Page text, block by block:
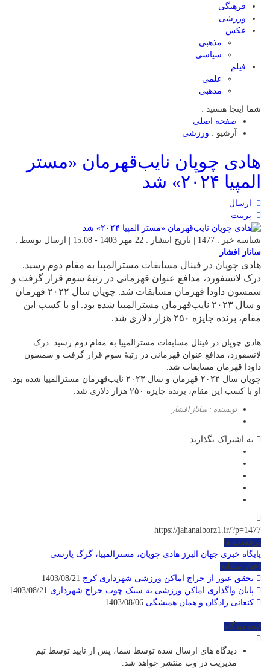
فرهنگی
ورزشی
عکس
مذهبی
سیاسی
فیلم
علمی
مذهبی
شما اینجا هستید :
صفحه اصلی
آرشیو : ورزشی
هادی چوپان نایب‌قهرمان «مستر
المپیا ۲۰۲۴» شد
ارسال
پرینت
شناسه خبر : 1477 | تاریخ انتشار : 22 مهر 1403 - 15:08 | ارسال توسط :
ساناز افشار
هادی چوپان در فینال مسابقات مسترالمپیا به مقام دوم رسید.
درک لانسفورد، مدافع عنوان قهرمانی در رتبهٔ سوم قرار گرفت و
سمسون داودا قهرمان مسابقات شد. چوپان سال ۲۰۲۲ قهرمان
و سال ۲۰۲۳ نایب‌قهرمان مسترالمپیا شده بود. او با کسب این
مقام، برنده جایزه ۲۵۰ هزار دلاری شد.
هادی چوپان در فینال مسابقات مسترالمپیا به مقام دوم رسید. درک
لانسفورد، مدافع عنوان قهرمانی در رتبهٔ سوم قرار گرفت و سمسون
داودا قهرمان مسابقات شد.
چوپان سال ۲۰۲۲ قهرمان و سال ۲۰۲۳ نایب‌قهرمان مسترالمپیا شده بود.
او با کسب این مقام، برنده جایزه ۲۵۰ هزار دلاری شد.
نویسنده : ساناز افشار
به اشتراک بگذارید :
https://jahanalborz1.ir/?p=1477
برچسب ها
پایگاه خبری جهان البرز هادی چوپان، مسترالمپیا، گرگ پارسی
اخبار مشابه
تحقق عبور از حراج اماکن ورزشی شهرداری کرج
پایان واگذاری اماکن ورزشی به سبک چوب حراج شهرداری
کنعانی زادگان و همان همیشگی
ثبت دیدگاه
دیدگاه های ارسال شده توسط شما، پس از تایید توسط تیم
مدیریت در وب منتشر خواهد شد.